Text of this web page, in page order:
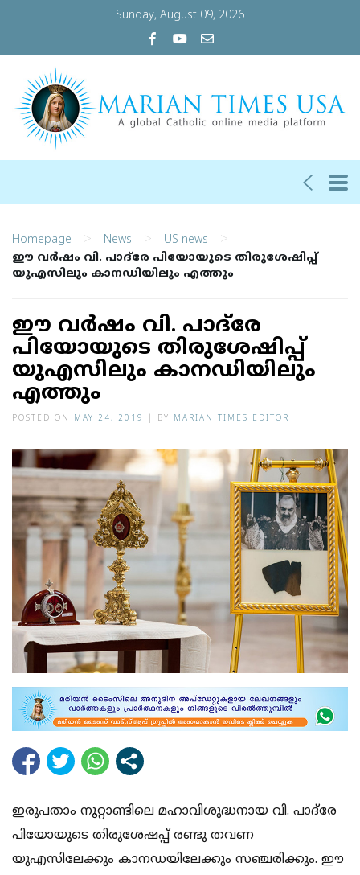
Sunday, August 09, 2026
Homepage > News > US news >
ഈ വര്‍ഷം വി. പാദ്‌രേ പിയോയുടെ തിരുശേഷിപ്പ്
യുഎസിലും കാനഡിയിലും എത്തും
ഈ വര്‍ഷം വി. പാദ്‌രേ
പിയോയുടെ തിരുശേഷിപ്പ്
യുഎസിലും കാനഡിയിലും
എത്തും
POSTED ON MAY 24, 2019 BY MARIAN TIMES EDITOR
ഇരുപതാം നൂറ്റാണ്ടിലെ മഹാവിശുദ്ധനായ വി. പാദ്‌രേ
പിയോയുടെ തിരുശേഷപ്പ് രണ്ടു തവണ
യുഎസിലേക്കും കാനഡയിലേക്കും സഞ്ചരിക്കും. ഈ